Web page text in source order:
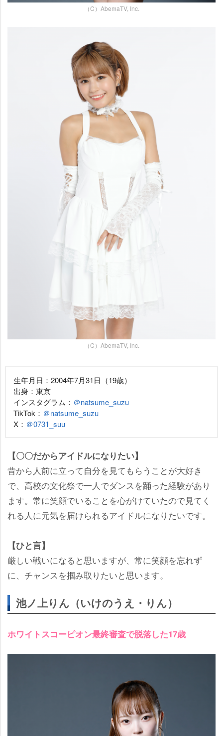
（C）AbemaTV, Inc.
（C）AbemaTV, Inc.
生年月日：2004年7月31日（19歳）
出身：東京
インスタグラム： ＠natsume_suzu
TikTok： ＠natsume_suzu
X： ＠0731_suu
【〇〇だからアイドルになりたい】
昔から人前に立って自分を見てもらうことが大好き
で、高校の文化祭で一人でダンスを踊った経験があり
ます。常に笑顔でいることを心がけていたので見てく
れる人に元気を届けられるアイドルになりたいです。
【ひと言】
厳しい戦いになると思いますが、常に笑顔を忘れず
に、チャンスを掴み取りたいと思います。
池ノ上りん（いけのうえ・りん）
ホワイトスコーピオン最終審査で脱落した17歳